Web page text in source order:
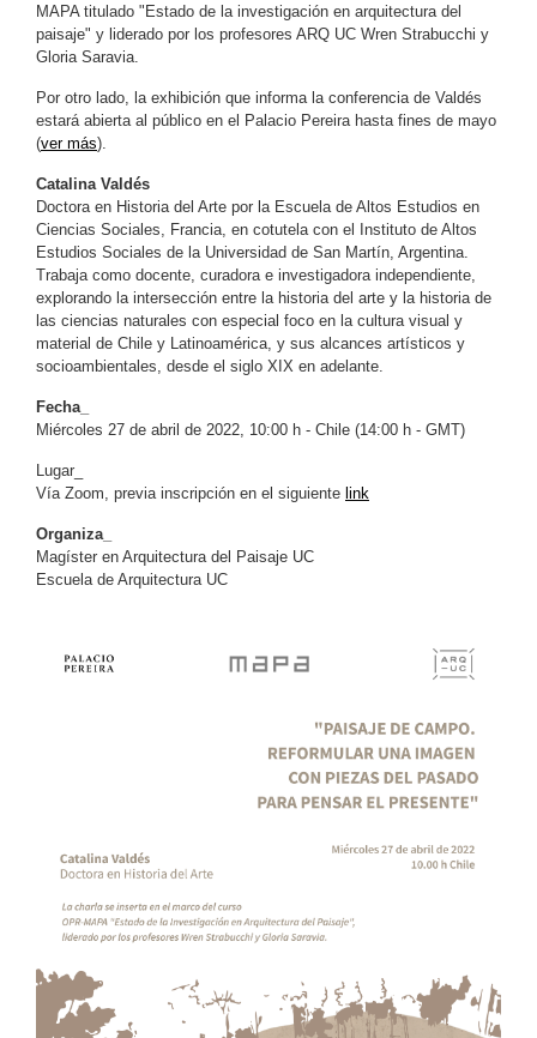
MAPA titulado "Estado de la investigación en arquitectura del
paisaje" y liderado por los profesores ARQ UC Wren Strabucchi y
Gloria Saravia.
Por otro lado, la exhibición que informa la conferencia de Valdés
estará abierta al público en el Palacio Pereira hasta fines de mayo
(ver más).
Catalina Valdés
Doctora en Historia del Arte por la Escuela de Altos Estudios en
Ciencias Sociales, Francia, en cotutela con el Instituto de Altos
Estudios Sociales de la Universidad de San Martín, Argentina.
Trabaja como docente, curadora e investigadora independiente,
explorando la intersección entre la historia del arte y la historia de
las ciencias naturales con especial foco en la cultura visual y
material de Chile y Latinoamérica, y sus alcances artísticos y
socioambientales, desde el siglo XIX en adelante.
Fecha_
Miércoles 27 de abril de 2022, 10:00 h - Chile (14:00 h - GMT)
Lugar_
Vía Zoom, previa inscripción en el siguiente link
Organiza_
Magíster en Arquitectura del Paisaje UC
Escuela de Arquitectura UC